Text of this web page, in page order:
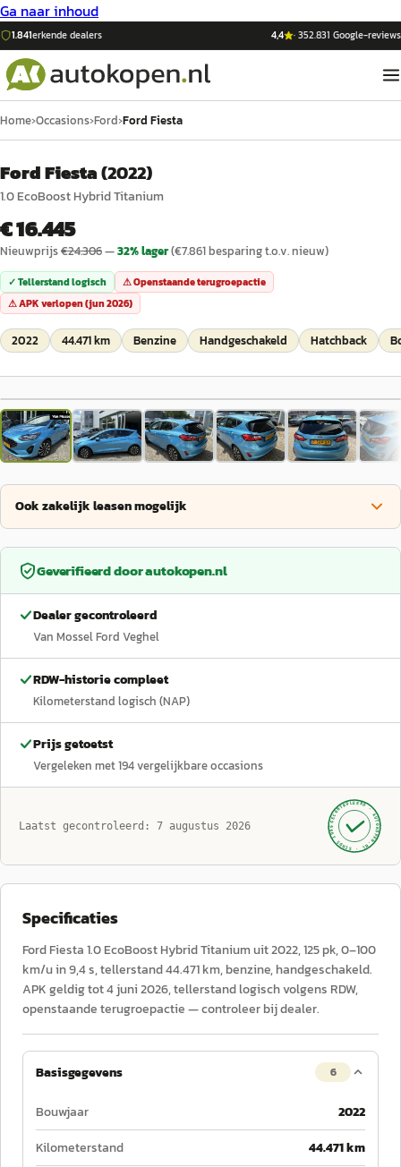
Ga naar inhoud
1.841erkende dealers 4,4 ·352.831 Google-reviews
Home›Occasions›Ford›Ford Fiesta
Ford Fiesta(2022)
1.0 EcoBoost Hybrid Titanium
€ 16.445
Nieuwprijs€24.306—32% lager(€7.861besparing t.o.v. nieuw)
✓ Tellerstand logisch
⚠ Openstaande terugroepactie
⚠ APK verlopen (jun 2026)
2022 44.471 km Benzine Handgeschakeld Hatchback
1/17
Ook zakelijk leasen mogelijk
Geverifieerd doorautokopen.nl
Dealer gecontroleerd
Van Mossel Ford Veghel
RDW-historie compleet
Kilometerstand logisch (NAP)
Prijs getoetst
Vergeleken met194vergelijkbare occasions
Laatst gecontroleerd: 7 augustus 2026 GECONTROLEERD ·
AUTOKOPEN.NL
· SINDS 1999 ·
Specificaties
Ford Fiesta 1.0 EcoBoost Hybrid Titanium uit 2022, 125 pk, 0–100
km/u in 9,4 s, tellerstand 44.471 km, benzine, handgeschakeld.
APK geldig tot 4 juni 2026, tellerstand logisch volgens RDW,
openstaande terugroepactie — controleer bij dealer.
Basisgegevens 6
Bouwjaar
2022
Kilometerstand
44.471 km